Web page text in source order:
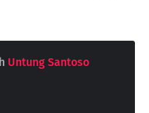
Untung Santoso